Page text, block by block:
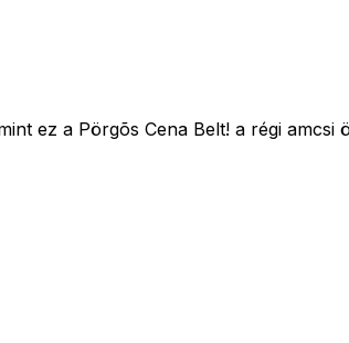
ez a Pörgõs Cena Belt! a régi